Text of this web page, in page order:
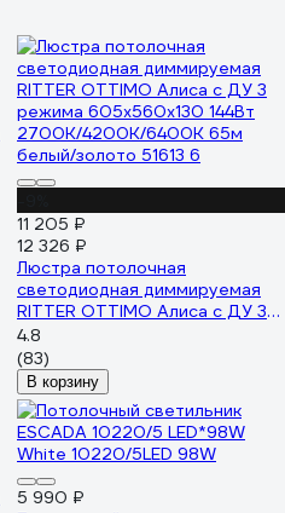
11 205 ₽
12 326 ₽
Люстра потолочная
светодиодная диммируемая
RITTER OTTIMO Алиса с ДУ 3
режима 605x560x130 144Вт
2700K/4200K/6400K 65м
белый/золото 51613 6
4.8
(83)
В корзину
5 990 ₽